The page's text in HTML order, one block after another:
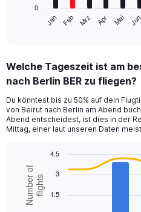
Range:
12
The
chart
has
displaying
values.
Range:
Jan Feb Mrz Apr Mai Jun
0
Welche Tageszeit ist am
nach Berlin BER zu fliegen?
Du könntest bis zu 50% auf dein
von Beirut nach Berlin am Abend
Abend entscheidest, ist dies in der
Mittag, einer laut unseren Daten
Combination
chart
with
data
Chart
graphic.
Number offlights 1.5
3
4.5